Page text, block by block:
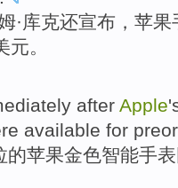
·库克还宣布，苹果
。
after Apple
available for
的苹果金色智能手表